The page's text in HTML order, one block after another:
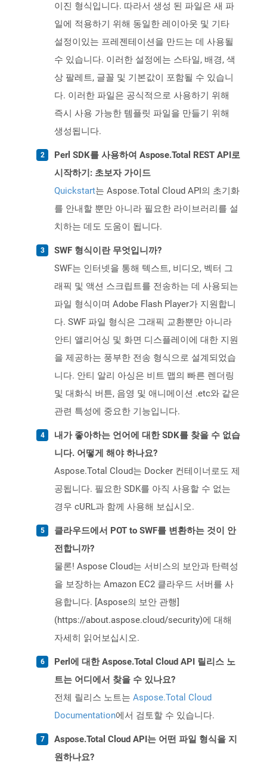
이진 형식입니다. 따라서 생성 된 파일은 새 파
일에 적용하기 위해 동일한 레이아웃 및 기타
설정이있는 프레젠테이션을 만드는 데 사용될
수 있습니다. 이러한 설정에는 스타일, 배경, 색
상 팔레트, 글꼴 및 기본값이 포함될 수 있습니
다. 이러한 파일은 공식적으로 사용하기 위해
즉시 사용 가능한 템플릿 파일을 만들기 위해
생성됩니다.
Perl SDK를 사용하여 Aspose.Total REST API로
시작하기: 초보자 가이드
Quickstart는 Aspose.Total Cloud API의 초기화
를 안내할 뿐만 아니라 필요한 라이브러리를 설
치하는 데도 도움이 됩니다.
SWF 형식이란 무엇입니까?
SWF는 인터넷을 통해 텍스트, 비디오, 벡터 그
래픽 및 액션 스크립트를 전송하는 데 사용되는
파일 형식이며 Adobe Flash Player가 지원합니
다. SWF 파일 형식은 그래픽 교환뿐만 아니라
안티 앨리어싱 및 화면 디스플레이에 대한 지원
을 제공하는 풍부한 전송 형식으로 설계되었습
니다. 안티 알리 아싱은 비트 맵의 ​​빠른 렌더링
및 대화식 버튼, 음영 및 애니메이션 .etc와 같은
관련 특성에 중요한 기능입니다.
내가 좋아하는 언어에 대한 SDK를 찾을 수 없습
니다. 어떻게 해야 하나요?
Aspose.Total Cloud는 Docker 컨테이너로도 제
공됩니다. 필요한 SDK를 아직 사용할 수 없는
경우 cURL과 함께 사용해 보십시오.
클라우드에서 POT to SWF를 변환하는 것이 안
전합니까?
물론! Aspose Cloud는 서비스의 보안과 탄력성
을 보장하는 Amazon EC2 클라우드 서버를 사
용합니다. [Aspose의 보안 관행]
(https://about.aspose.cloud/security)에 대해
자세히 읽어보십시오.
Perl에 대한 Aspose.Total Cloud API 릴리스 노
트는 어디에서 찾을 수 있나요?
전체 릴리스 노트는 Aspose.Total Cloud
Documentation에서 검토할 수 있습니다.
Aspose.Total Cloud API는 어떤 파일 형식을 지
원하나요?